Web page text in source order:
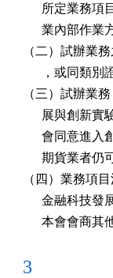
所定業務
業內部作
（二）試辦業
，或同類
（三）試辦業
展與創新
會同意進
期貨業者
（四）業務項
金融科技
本會會商
3